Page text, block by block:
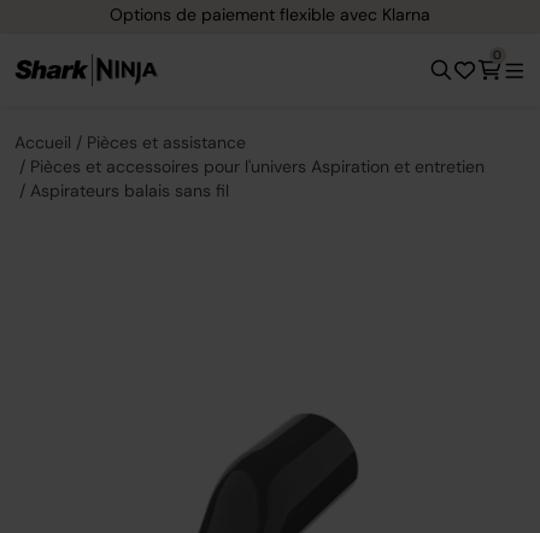
Options de paiement flexible avec Klarna
0
Accueil
Pièces et assistance
Pièces et accessoires pour l'univers Aspiration et entretien
Aspirateurs balais sans fil